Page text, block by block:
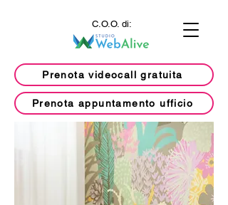
Prenota videocall gratuita
Prenota appuntamento ufficio
C.O.O. di: